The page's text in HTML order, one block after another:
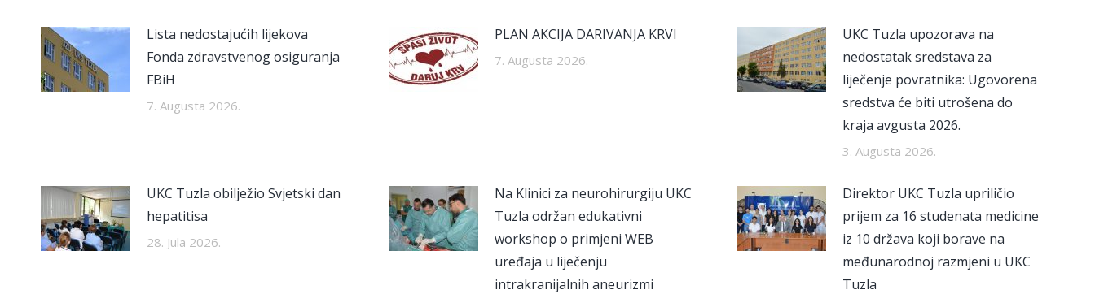
Lista nedostajućih lijekova
Fonda zdravstvenog osiguranja
FBiH
7. Augusta 2026.
PLAN AKCIJA DARIVANJA KRVI
7. Augusta 2026.
UKC Tuzla upozorava na
nedostatak sredstava za
liječenje povratnika: Ugovorena
sredstva će biti utrošena do
kraja avgusta 2026.
3. Augusta 2026.
UKC Tuzla obilježio Svjetski dan
hepatitisa
28. Jula 2026.
Na Klinici za neurohirurgiju UKC
Tuzla održan edukativni
workshop o primjeni WEB
uređaja u liječenju
intrakranijalnih aneurizmi
Direktor UKC Tuzla upriličio
prijem za 16 studenata medicine
iz 10 država koji borave na
međunarodnoj razmjeni u UKC
Tuzla